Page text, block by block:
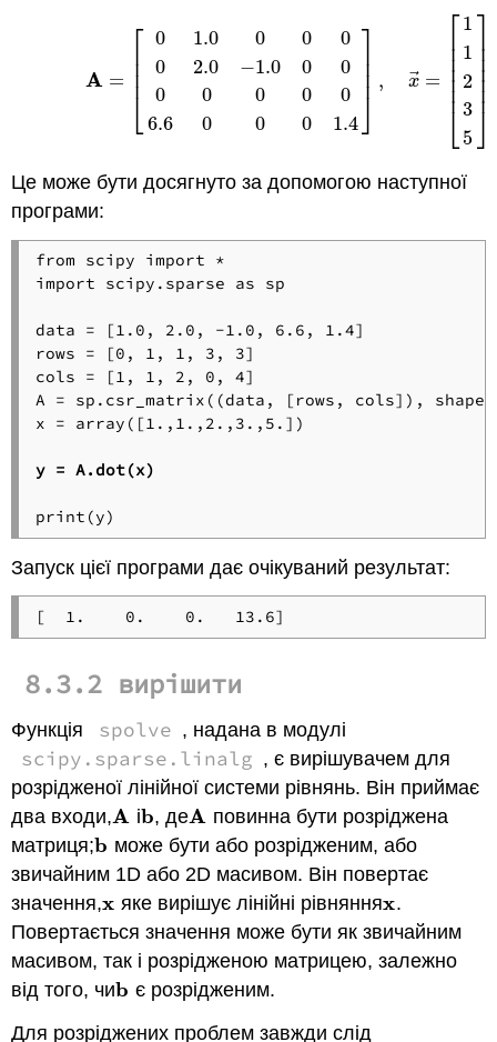
A =
⎡
⎣
⎢⎢⎢
0
0
0
6.6
1.0
2.0
0
0
0
−1.0
0
0
0
0
0
0
0
0
0
1.4
⎤
⎦
⎥⎥⎥ , x⃗ =
⎡
⎣
⎢⎢⎢⎢⎢⎢
1
1
2
3
5
⎤
⎦
⎥⎥⎥⎥⎥⎥
1.0 6.6 →
Це може бути досягнуто за допомогою наступної
програми:
from scipy import *
import scipy.sparse as sp
data = [1.0, 2.0, -1.0, 6.6, 1.4]
rows = [0, 1, 1, 3, 3]
cols = [1, 1, 2, 0, 4]
A = sp.csr_matrix((data, [rows, cols]),
x = array([1.,1.,2.,3.,5.])
y = A.dot(x)
Запуск цієї програми дає очікуваний результат:
8.3.2 вирішити
Функція spolve , надана в модулі
scipy.sparse.linalg , є вирішувачем для
розрідженої лінійної системи рівнянь. Він приймає
два входи,A
A іb
b, деA
A повинна бути розріджена
матриця;b
b може бути або розрідженим, або
звичайним 1D або 2D масивом. Він повертає
значення,x
x яке вирішує лінійні рівнянняx
x .
Повертається значення може бути як звичайним
масивом, так і розрідженою матрицею, залежно
від того, чиb
b є розрідженим.
Для розріджених проблем завжди слід